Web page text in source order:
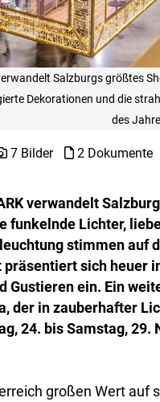
Salzburgs größtes
Dekorationen und die
des
7 Bilder 2 Dokumente
verwandelt
funkelnde Lichter,
stimmen auf
sich heuer
Gustieren ein. Ein
der in zauberhafter
24. bis Samstag,
großen Wert